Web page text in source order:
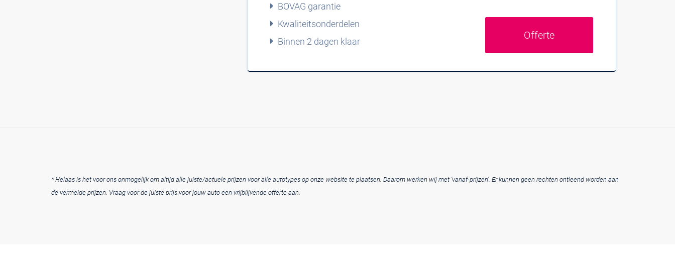
BOVAG garantie
Kwaliteitsonderdelen
Binnen 2 dagen klaar
Offerte
* Helaas is het voor ons onmogelijk om altijd alle juiste/actuele prijzen voor alle autotypes op onze website te plaatsen. Daarom werken wij met ‘vanaf-prijzen’. Er kunnen geen rechten ontleend worden aan
de vermelde prijzen. Vraag voor de juiste prijs voor jouw auto een vrijblijvende offerte aan.